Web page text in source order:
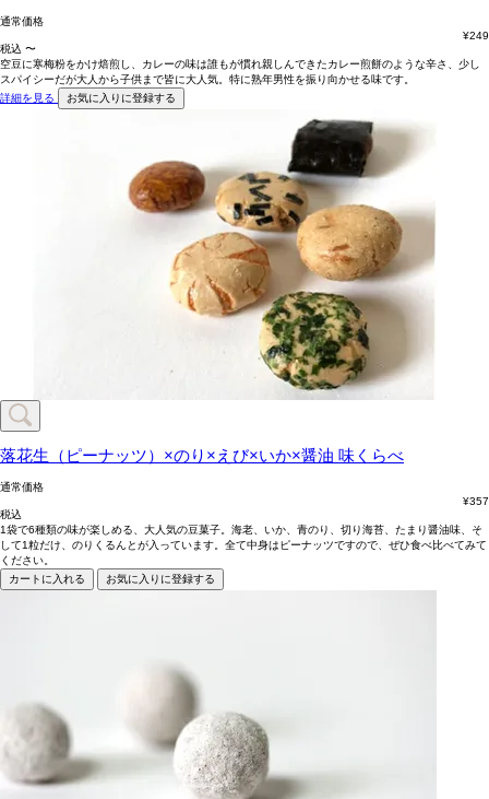
通常価格
¥249
税込 〜
空豆に寒梅粉をかけ焙煎し、カレーの味は誰もが慣れ親しんできたカレー煎餅のような辛さ、少し
スパイシーだが大人から子供まで皆に大人気。特に熟年男性を振り向かせる味です。
詳細を見る
お気に入りに登録する
落花生（ピーナッツ）×のり×えび×いか×醤油 味くらべ
通常価格
¥357
税込
1袋で6種類の味が楽しめる、大人気の豆菓子。海老、いか、青のり、切り海苔、たまり醤油味、そ
して1粒だけ、のりくるんとが入っています。全て中身はピーナッツですので、ぜひ食べ比べてみて
ください。
カートに入れる
お気に入りに登録する